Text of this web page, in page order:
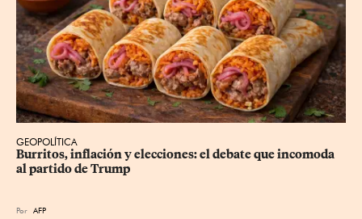
GEOPOLÍTICA
Burritos, inflación y elecciones: el debate que incomoda
al partido de Trump
Por AFP